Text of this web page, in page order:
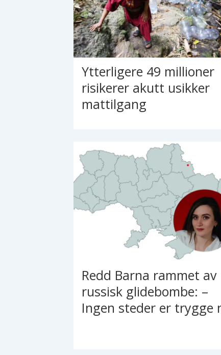
Ytterligere 49 millioner
risikerer akutt usikker
mattilgang
Redd Barna rammet av
russisk glidebombe: –
Ingen steder er trygge